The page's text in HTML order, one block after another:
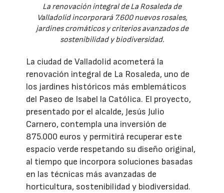
La renovación integral de La Rosaleda de
Valladolid incorporará 7.600 nuevos rosales,
jardines cromáticos y criterios avanzados de
sostenibilidad y biodiversidad.
La ciudad de Valladolid acometerá la
renovación integral de La Rosaleda, uno de
los jardines históricos más emblemáticos
del Paseo de Isabel la Católica. El proyecto,
presentado por el alcalde, Jesús Julio
Carnero, contempla una inversión de
875.000 euros y permitirá recuperar este
espacio verde respetando su diseño original,
al tiempo que incorpora soluciones basadas
en las técnicas más avanzadas de
horticultura, sostenibilidad y biodiversidad.